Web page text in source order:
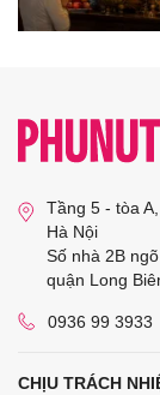
Tầng 5 - tòa
Hà Nội
Số nhà 2B
quận Long
0936 99 3933
CHỊU TRÁCH